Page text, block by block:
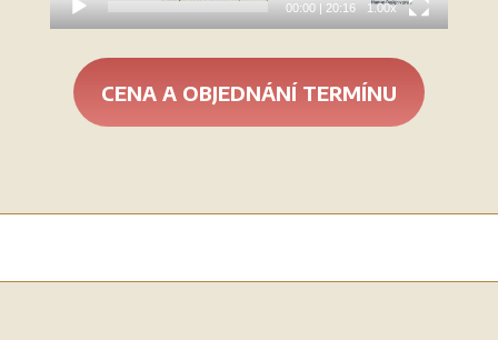
00:00 | 20:16 1.00x
CENA A OBJEDNÁNÍ TERMÍNU